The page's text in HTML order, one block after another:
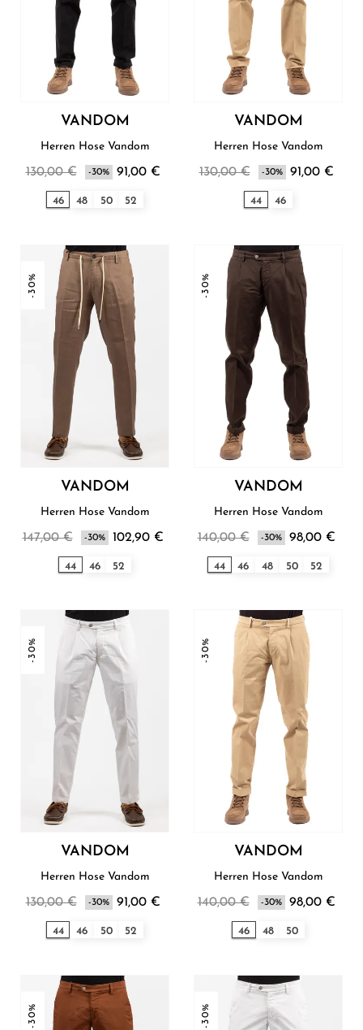
VANDOM
Herren Hose Vandom
130,00 € -30% 91,00 €
46 48 50 52
VANDOM
Herren Hose Vandom
130,00 € -30% 91,00 €
44 46
-30%
VANDOM
Herren Hose Vandom
147,00 € -30% 102,90 €
44 46 52
-30%
VANDOM
Herren Hose Vandom
140,00 € -30% 98,00 €
44 46 48 50 52
-30%
VANDOM
Herren Hose Vandom
130,00 € -30% 91,00 €
44 46 50 52
-30%
VANDOM
Herren Hose Vandom
140,00 € -30% 98,00 €
46 48 50
-30% -30%